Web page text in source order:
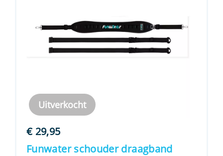
Uitverkocht
€29,95
Funwater schouder draagband